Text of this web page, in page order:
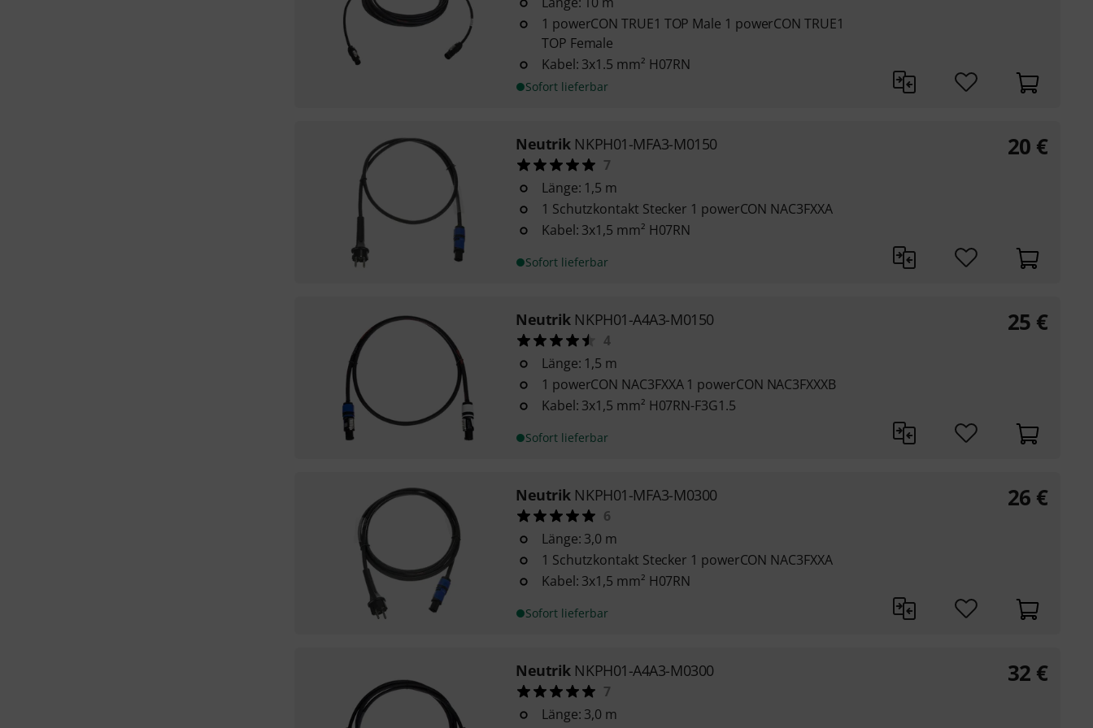
1 powerCON TRUE1 TOP Male 1 powerCON TRUE1
TOP Female
Kabel: 3x1.5 mm² H07RN
Sofort lieferbar
Neutrik NKPH01-MFA3-M0150
7
Länge: 1,5 m
1 Schutzkontakt Stecker 1 powerCON NAC3FXXA
Kabel: 3x1,5 mm² H07RN
Sofort lieferbar
20 €
Neutrik NKPH01-A4A3-M0150
4
Länge: 1,5 m
1 powerCON NAC3FXXA 1 powerCON NAC3FXXXB
Kabel: 3x1,5 mm² H07RN-F3G1.5
Sofort lieferbar
25 €
Neutrik NKPH01-MFA3-M0300
6
Länge: 3,0 m
1 Schutzkontakt Stecker 1 powerCON NAC3FXXA
Kabel: 3x1,5 mm² H07RN
Sofort lieferbar
26 €
Neutrik NKPH01-A4A3-M0300
7
Länge: 3,0 m
32 €